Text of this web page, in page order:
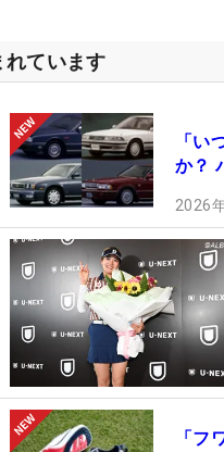
れています
「
か？
2026
「フ